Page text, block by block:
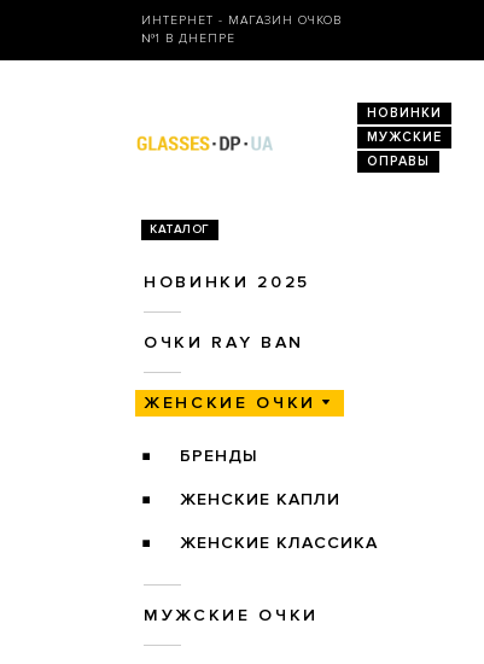
ИНТЕРНЕТ - МАГАЗИН ОЧКОВ
№1 В ДНЕПРЕ
НОВИНКИ
МУЖСКИЕ
ОПРАВЫ
КАТАЛОГ
НОВИНКИ 2025
ОЧКИ RAY BAN
ЖЕНСКИЕ ОЧКИ
БРЕНДЫ
ЖЕНСКИЕ КАПЛИ
ЖЕНСКИЕ КЛАССИКА
МУЖСКИЕ ОЧКИ